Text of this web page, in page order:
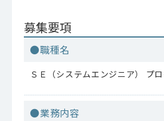
募集要項
●職種名
ＳＥ（システムエンジニア） プ
●業務内容